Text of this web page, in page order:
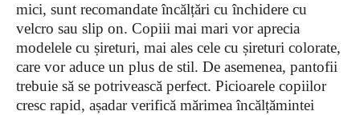
mici, sunt recomandate încălțări cu închidere cu
velcro sau slip on. Copiii mai mari vor aprecia
modelele cu șireturi, mai ales cele cu șireturi colorate,
care vor aduce un plus de stil. De asemenea, pantofii
trebuie să se potrivească perfect. Picioarele copiilor
cresc rapid, așadar verifică mărimea încălțămintei